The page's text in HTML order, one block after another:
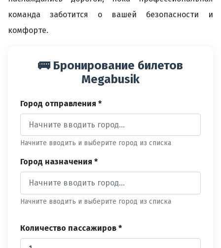
команда заботится о вашей безопасности и
комфорте.
🚌 Бронирование билетов
Megabusik
Город отправления *
Начните вводить и выберите город из списка
Город назначения *
Начните вводить и выберите город из списка
Количество пассажиров *